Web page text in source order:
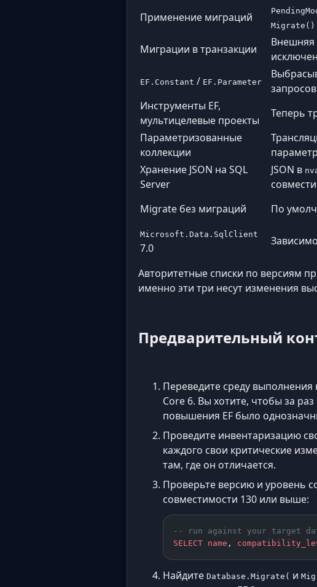
Применение миграций
Migrate()
Миграции в транзакции
Внешняя
EF.Constant / EF.Parameter
запросов
Инструменты EF,
мультицелевые проекты
Теперь
Параметризованные
коллекции
Хранение JSON на SQL
Server
JSON в
Migrate без миграций По
Microsoft.Data.SqlClient
7.0
Авторитетные списки по версиям
именно эти три несут изменения
Предварительный
Переведите среду выполнения
Core 6. Вы хотите, чтобы за
повышения EF было
Проведите инвентаризацию
каждого свои критические
там, где он отличается.
Проверьте версию и уровень
совместимости 130 или выше:
-- run against your target
SELECT name ,
Найдите Database.Migrate( и